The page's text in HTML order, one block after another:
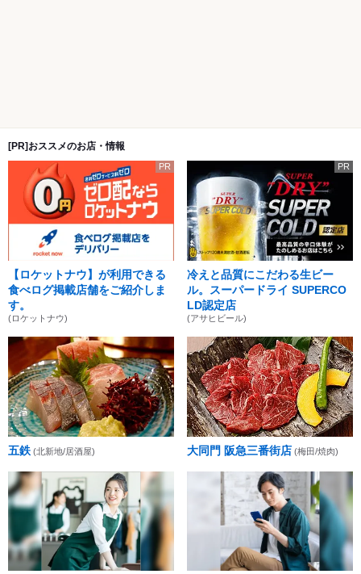
[PR]おススメのお店・情報
PR
【ロケットナウ】が利用できる
食べログ掲載店舗をご紹介しま
す。
(ロケットナウ)
PR
冷えと品質にこだわる生ビー
ル。スーパードライ SUPERCO
LD認定店
(アサヒビール)
五鉄 (北新地/居酒屋) 大同門 阪急三番街店 (梅田/焼肉)